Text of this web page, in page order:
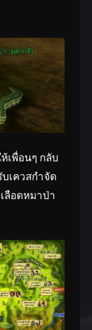
เพื่อนๆ กลับ
เควสกำจัด
ลือดหมาป่า